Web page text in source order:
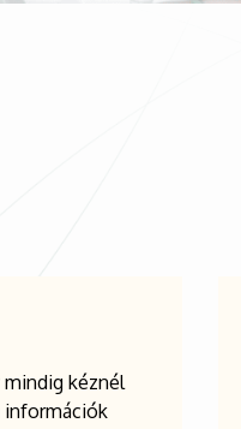
kéznél
információk